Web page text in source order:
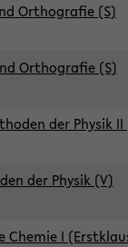
Orthografie (S)
Orthografie (S)
der Physik II
der Physik (V)
Chemie I